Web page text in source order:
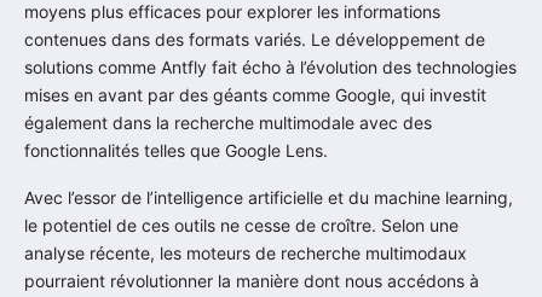
moyens plus efficaces pour explorer les informations
contenues dans des formats variés. Le développement de
solutions comme Antfly fait écho à l’évolution des technologies
mises en avant par des géants comme Google, qui investit
également dans la recherche multimodale avec des
fonctionnalités telles que Google Lens.
Avec l’essor de l’intelligence artificielle et du machine learning,
le potentiel de ces outils ne cesse de croître. Selon une
analyse récente, les moteurs de recherche multimodaux
pourraient révolutionner la manière dont nous accédons à